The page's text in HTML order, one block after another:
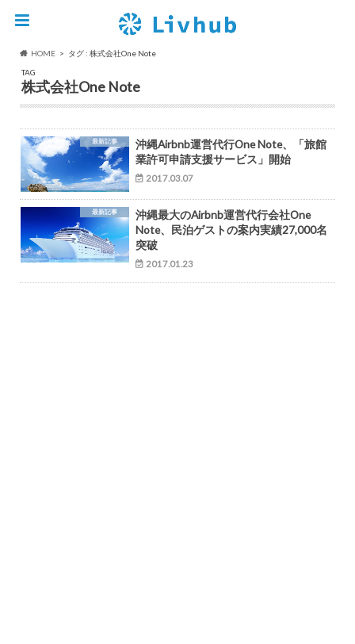
HOME
タグ : 株式会社One Note
TAG
株式会社One Note
最新記事
沖縄Airbnb運営代行One Note、「旅館
業許可申請支援サービス」開始
2017.03.07
最新記事
沖縄最大のAirbnb運営代行会社One
Note、民泊ゲストの案内実績27,000名
突破
2017.01.23